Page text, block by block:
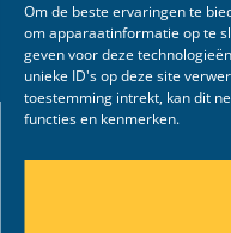
Om de beste ervaringen te
om apparaatinformatie op te
geven voor deze
unieke ID's op deze site
toestemming intrekt, kan dit
functies en kenmerken.